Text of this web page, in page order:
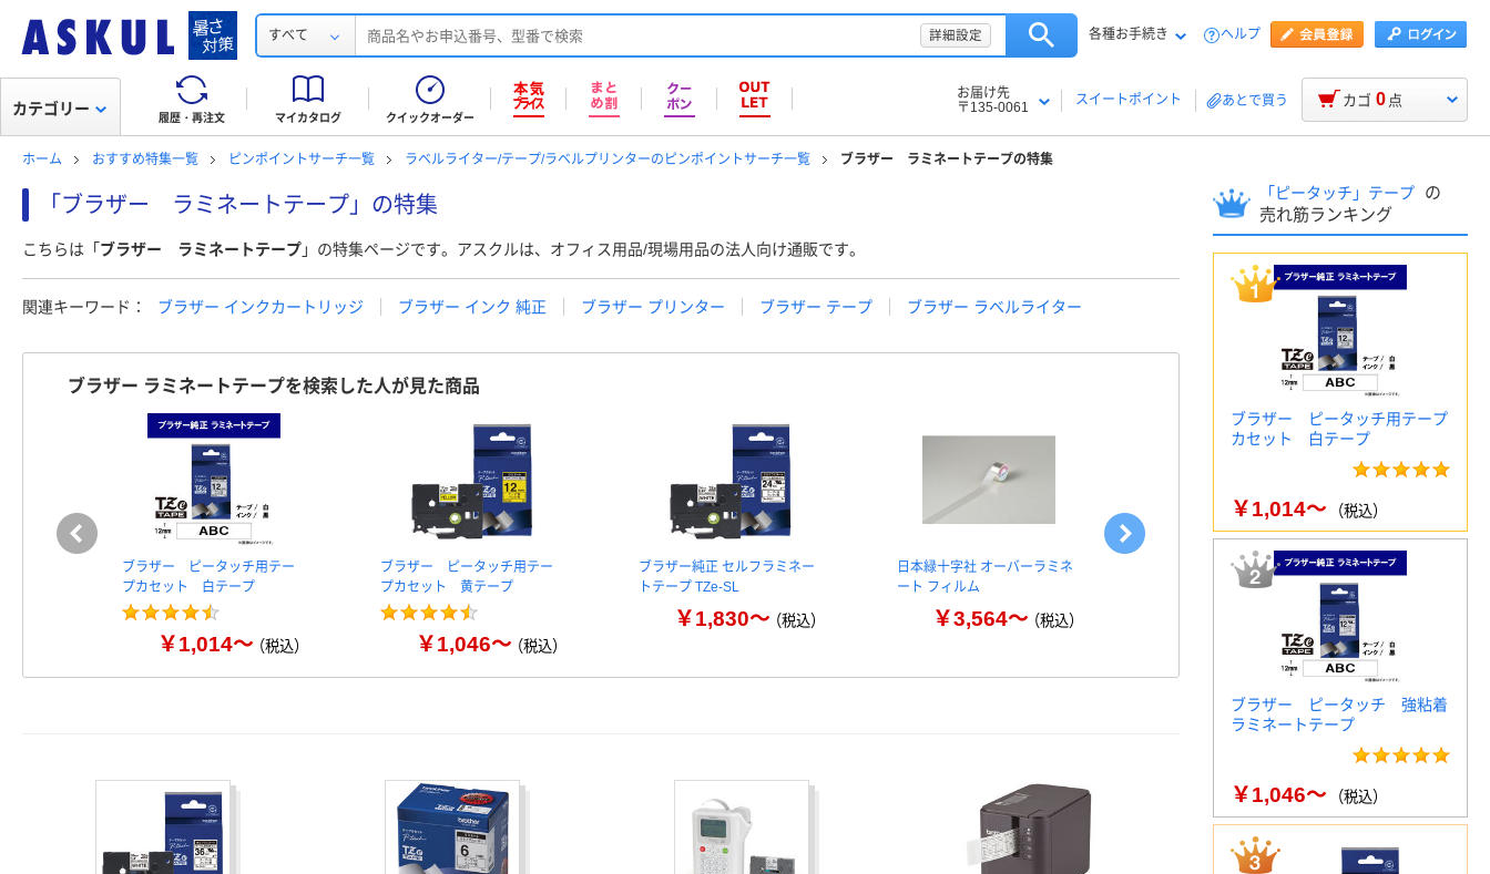
すべて 詳細設定 各種お手続き ヘルプ
履歴・再注文 マイカタログ クイックオーダー
お届け先
〒135-0061
スイートポイント あとで買う
カテゴリー カゴ 0 点
ホーム おすすめ特集一覧 ピンポイントサーチ一覧 ラベルライター/テープ/ラベルプリンターのピンポイントサーチ一覧 ブラザー ラミネートテープの特集
「ブラザー ラミネートテープ」の特集
こちらは「 ブラザー ラミネートテープ」の特集ページです。アスクルは、オフィス用品/現場用品の法人向け通販です。
関連キーワード： ブラザー インクカートリッジ ブラザー インク 純正 ブラザー プリンター ブラザー テープ ブラザー ラベルライター
ブラザー ラミネートテープを検索した人が見た商品
ブラザー ピータッチ用テー
プカセット 白テープ
￥1,014～（税込）
ブラザー ピータッチ用テー
プカセット 黄テープ
￥1,046～（税込）
ブラザー純正 セルフラミネー
トテープ TZe-SL
￥1,830～（税込）
日本緑十字社 オーバーラミネ
ート フィルム
￥3,564～（税込）
ブラザー（純正） LC3139シ
￥4,796～（税込）
「ピータッチ」テープ
の
売れ筋ランキング
ブラザー ピータッチ用テープ
カセット 白テープ
￥1,014～ （税込）
ブラザー ピータッチ 強粘着
ラミネートテープ
￥1,046～ （税込）